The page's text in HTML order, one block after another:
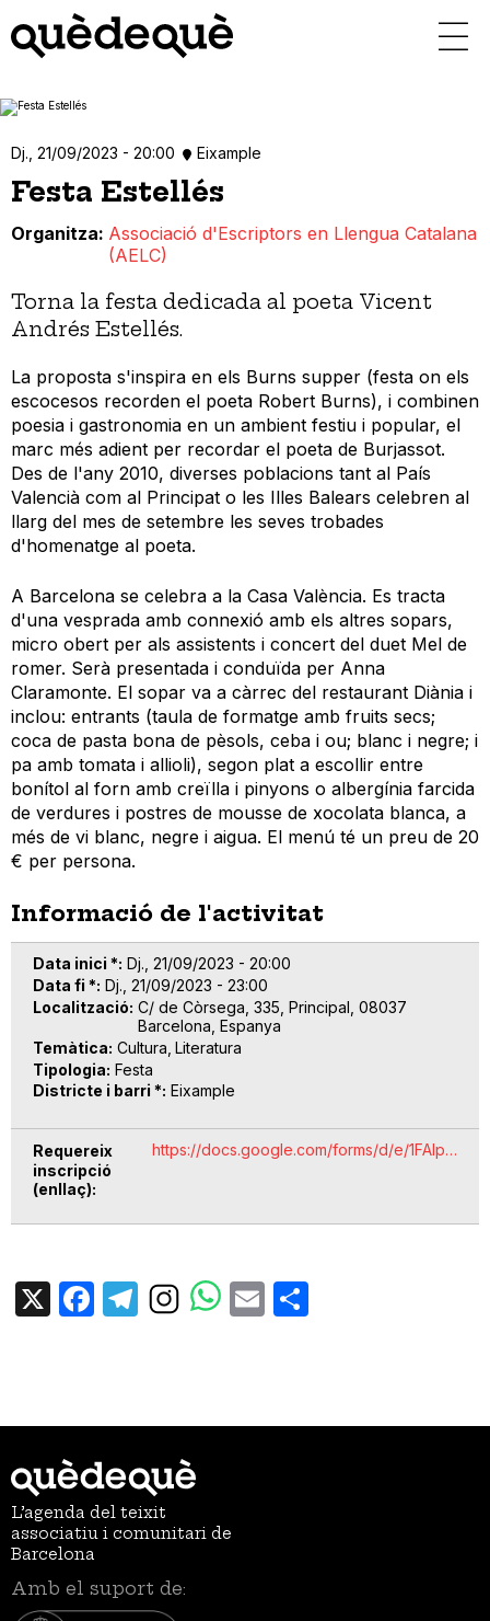
contingut
Dj., 21/09/2023 - 20:00 Eixample
Festa Estellés
Organitza Associació d'Escriptors en Llengua Catalana
(AELC)
Torna la festa dedicada al poeta Vicent
Andrés Estellés.
La proposta s'inspira en els Burns supper (festa on els
escocesos recorden el poeta Robert Burns), i combinen
poesia i gastronomia en un ambient festiu i popular, el
marc més adient per recordar el poeta de Burjassot.
Des de l'any 2010, diverses poblacions tant al País
Valencià com al Principat o les Illes Balears celebren al
llarg del mes de setembre les seves trobades
d'homenatge al poeta.
A Barcelona se celebra a la Casa València. Es tracta
d'una vesprada amb connexió amb els altres sopars,
micro obert per als assistents i concert del duet Mel de
romer. Serà presentada i conduïda per Anna
Claramonte. El sopar va a càrrec del restaurant Diània i
inclou: entrants (taula de formatge amb fruits secs;
coca de pasta bona de pèsols, ceba i ou; blanc i negre; i
pa amb tomata i allioli), segon plat a escollir entre
bonítol al forn amb creïlla i pinyons o albergínia farcida
de verdures i postres de mousse de xocolata blanca, a
més de vi blanc, negre i aigua. El menú té un preu de 20
€ per persona.
Informació de l'activitat
Data inici * Dj., 21/09/2023 - 20:00
Data fi * Dj., 21/09/2023 - 23:00
Localització C/ de Còrsega, 335, Principal, 08037
Barcelona, Espanya
Temàtica Cultura Literatura
Tipologia Festa
Districte i barri * Eixample
Requereix
inscripció
(enllaç)
https://docs.google.com/forms/d/e/1FAIp…
X Facebook
TelegramEmail
L’agenda del teixit
associatiu i comunitari de
Barcelona
Amb el suport de: